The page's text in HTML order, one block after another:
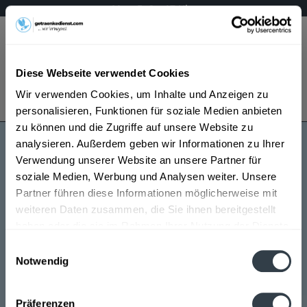
Diese Webseite verwendet Cookies
Wir verwenden Cookies, um Inhalte und Anzeigen zu
personalisieren, Funktionen für soziale Medien anbieten
zu können und die Zugriffe auf unsere Website zu
analysieren. Außerdem geben wir Informationen zu Ihrer
Verwendung unserer Website an unsere Partner für
soziale Medien, Werbung und Analysen weiter. Unsere
Partner führen diese Informationen möglicherweise mit
weiteren Daten zusammen, die Sie ihnen bereitgestellt
Notwendig
Präferenzen
Mo – Fr 9 – 17 Uhr
Menü
Bestellung widerrufen
Es gilt unsere Datenschutzerklärung
De geele Köm
De geele Köm wird in den folgenden Regionen,
Städten, Orten und Postleitzahl-Gebieten geliefert